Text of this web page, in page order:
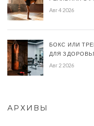
Авг 4 2026
БОКС ИЛИ
ДЛЯ
Авг 2 2026
АРХИВЫ